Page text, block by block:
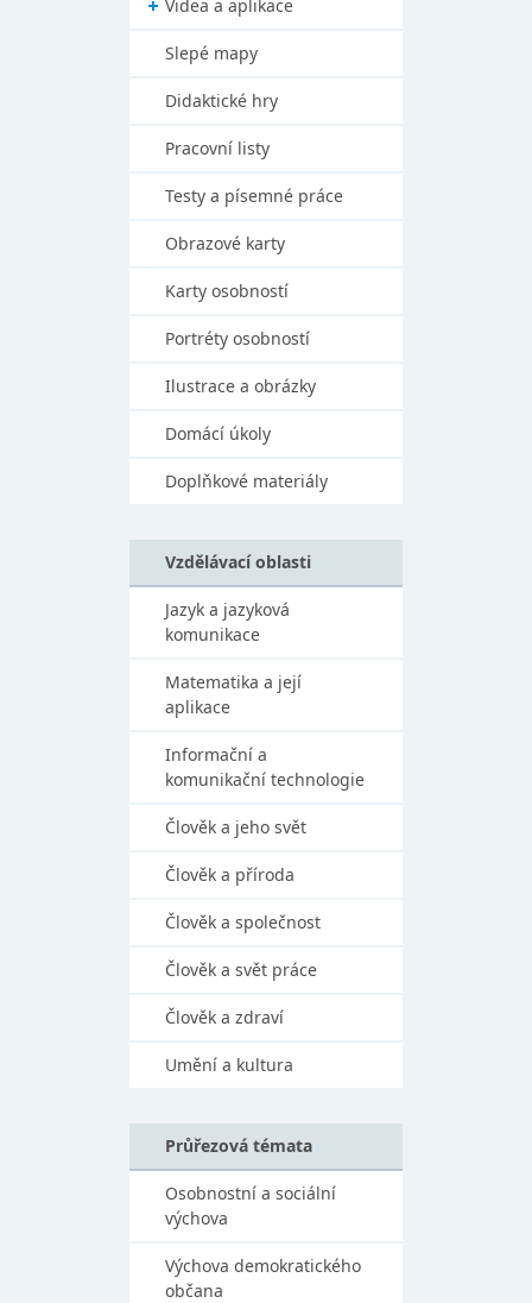
Videa a aplikace
Slepé mapy
Didaktické hry
Pracovní listy
Testy a písemné práce
Obrazové karty
Karty osobností
Portréty osobností
Ilustrace a obrázky
Domácí úkoly
Doplňkové materiály
Vzdělávací oblasti
Jazyk a jazyková
komunikace
Matematika a její
aplikace
Informační a
komunikační technologie
Člověk a jeho svět
Člověk a příroda
Člověk a společnost
Člověk a svět práce
Člověk a zdraví
Umění a kultura
Průřezová témata
Osobnostní a sociální
výchova
Výchova demokratického
občana